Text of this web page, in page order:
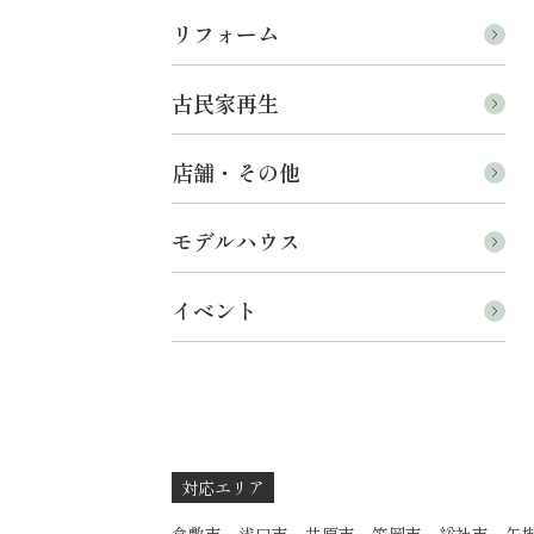
リフォーム
古民家再生
店舗・その他
モデルハウス
イベント
対応エリア